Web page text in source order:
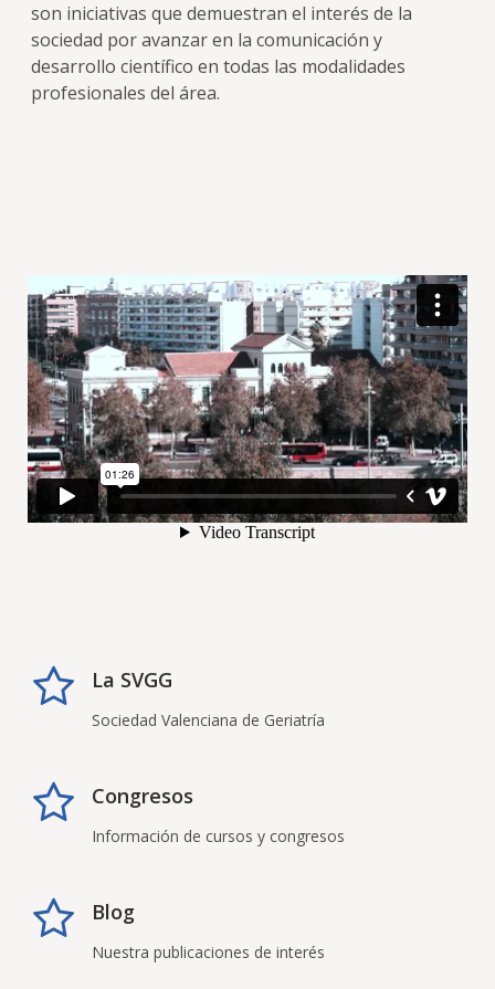
son iniciativas que demuestran el interés de la
sociedad por avanzar en la comunicación y
desarrollo científico en todas las modalidades
profesionales del área.
La SVGG
Sociedad Valenciana de Geriatría
Congresos
Información de cursos y congresos
Blog
Nuestra publicaciones de interés